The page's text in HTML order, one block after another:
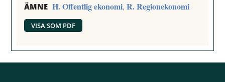
ÄMNE H. Offentlig ekonomi,R. Regionekonomi
VISA SOM PDF